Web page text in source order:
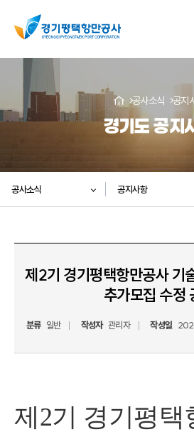
공사소식 공지
경기도 공지
공사소식 공지사항
제2기 경기평택항만공사 기
추가모집 수정
분류 일반 작성자 관리자 작성일
제2기 경기평택